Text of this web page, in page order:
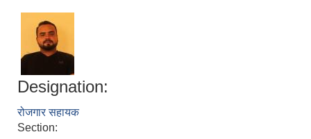
Designation:
रोजगार सहायक
Section: